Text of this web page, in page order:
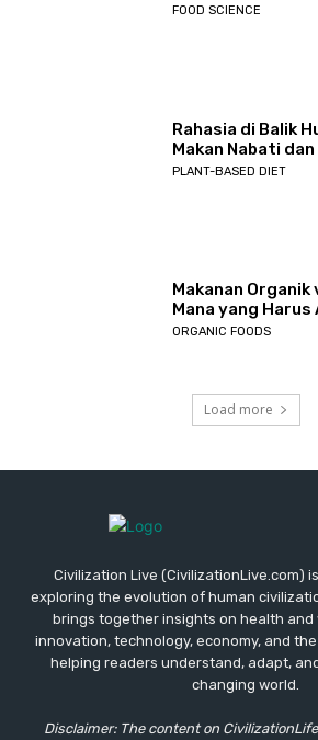
FOOD SCIENCE
Rahasia di Balik
Makan Nabati
PLANT-BASED DIET
Makanan Organik
Mana yang Harus
ORGANIC FOODS
Load more
Civilization Live (CivilizationLive.com)
exploring the evolution of human
brings together insights on health and
innovation, technology, economy, and
helping readers understand, adapt,
changing world.
Disclaimer: The content on